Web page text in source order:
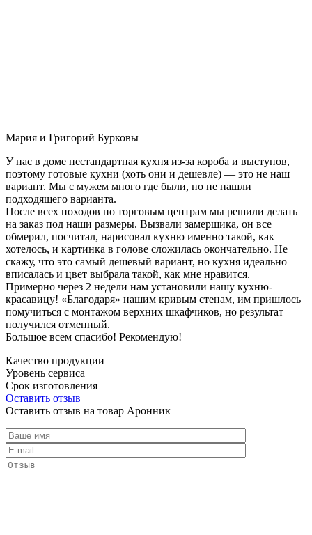
Мария и Григорий Бурковы
У нас в доме нестандартная кухня из-за короба и выступов,
поэтому готовые кухни (хоть они и дешевле) — это не наш
вариант. Мы с мужем много где были, но не нашли
подходящего варианта.
После всех походов по торговым центрам мы решили делать
на заказ под наши размеры. Вызвали замерщика, он все
обмерил, посчитал, нарисовал кухню именно такой, как
хотелось, и картинка в голове сложилась окончательно. Не
скажу, что это самый дешевый вариант, но кухня идеально
вписалась и цвет выбрала такой, как мне нравится.
Примерно через 2 недели нам установили нашу кухню-
красавицу! «Благодаря» нашим кривым стенам, им пришлось
помучиться с монтажом верхних шкафчиков, но результат
получился отменный.
Большое всем спасибо! Рекомендую!
Качество продукции
Уровень сервиса
Срок изготовления
Оставить отзыв
Оставить отзыв на товар Аронник